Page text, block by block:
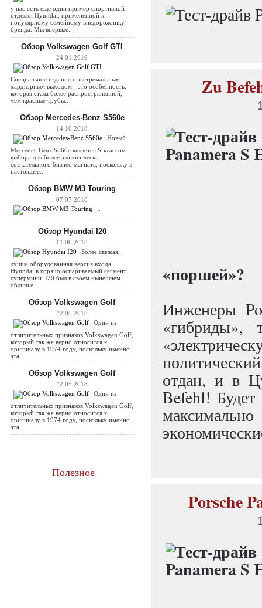
у нас есть еще один пример спортивной
отделки Hyundai, примененной к
популярному семейному внедорожнику
бренда. Мы впервые..
Обзор Volkswagen Golf GTI
24.01.2019
Специальное издание с экстремальным
хардкорным выходом - это особенность,
которая стала более распространенной,
чем красные трубы..
Обзор Mercedes-Benz S560e
14.10.2018
Новый
Mercedes-Benz S560e является S-классом
выбора для более экологически
сознательного бизнес-магната, поскольку в
настоящее..
Обзор BMW M3 Touring
07.07.2018
Обзор Hyundai I20
11.06.2018
Более свежая,
лучше оборудованная версия входа
Hyundai в горячо оспариваемый сегмент
супермини. I20 был в своем нынешнем
обличье..
Обзор Volkswagen Golf
22.05.2018
Один из
отличительных признаков Volkswagen Golf,
который так же верно относится к
оригиналу в 1974 году, поскольку именно
эта..
Обзор Volkswagen Golf
22.05.2018
Один из
отличительных признаков Volkswagen Golf,
который так же верно относится к
оригиналу в 1974 году, поскольку именно
эта..
Полезное
Zu
«поршей»?
Инженеры
«гибриды»,
отдан, и в
Befehl! Будет
Porsche